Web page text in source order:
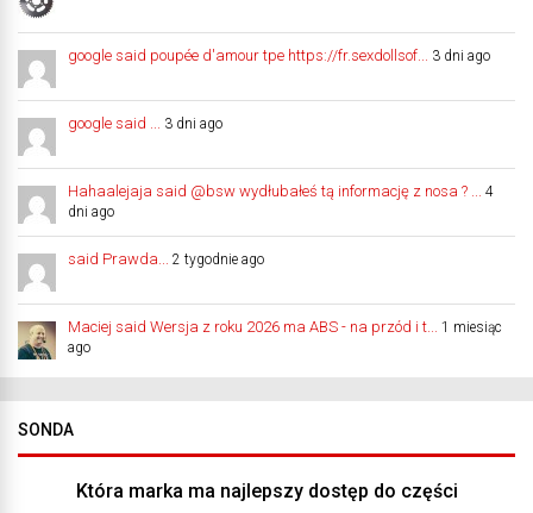
google said poupée d'amour tpe https://fr.sexdollsof... 3 dni ago
google said ... 3 dni ago
Hahaalejaja said @bsw wydłubałeś tą informację z nosa ? ...
4
dni ago
said Prawda... 2 tygodnie ago
Maciej said Wersja z roku 2026 ma ABS - na przód i t...
1 miesiąc
ago
SONDA
Która marka ma najlepszy dostęp do części